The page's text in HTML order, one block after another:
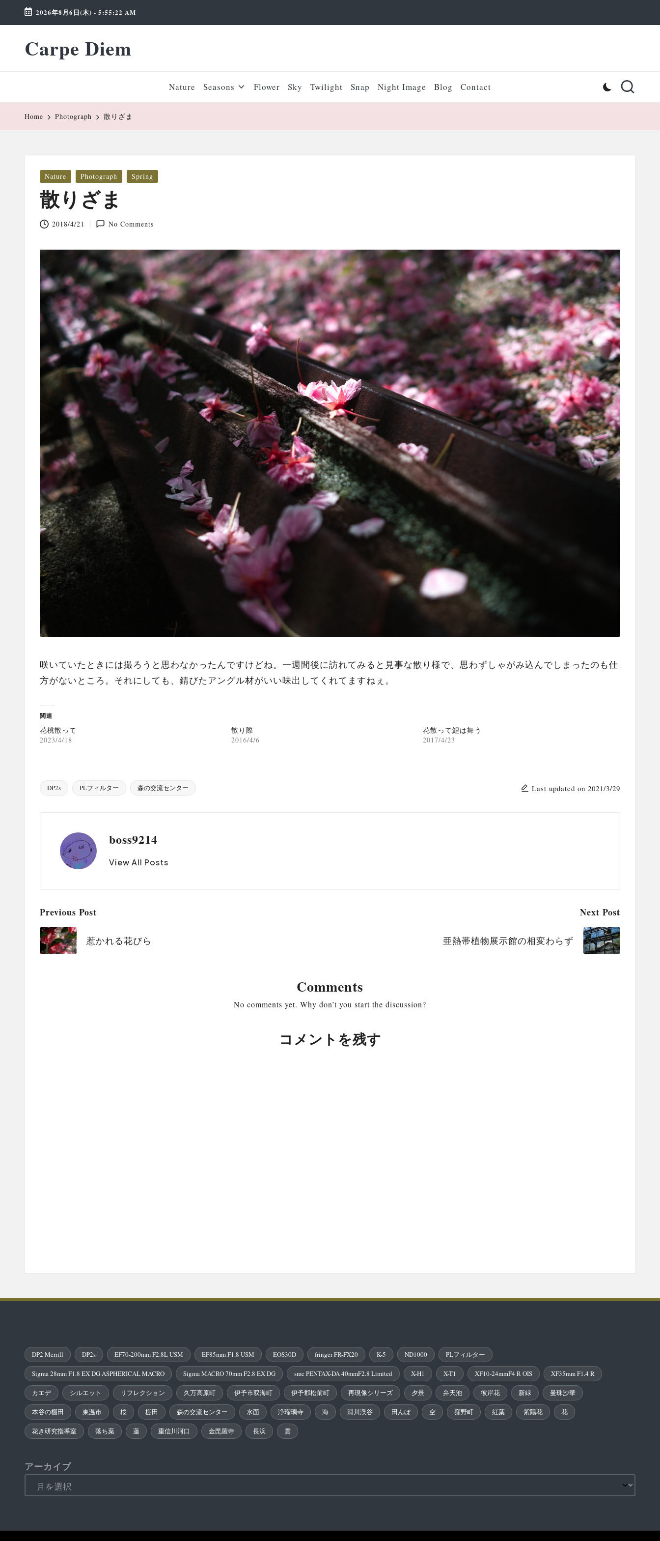
Skip
content
2026年8月6日(木) - 5:55:23 AM
Carpe Diem
Weekend
Wonderland
Nature Seasons Flower Sky Twilight Snap Night Image Blog Contact
Home Photograph 散りざま
Posted
in
Nature Photograph Spring
散りざま
2018/4/21 No Comments
咲いていたときには撮ろうと思わなかったんですけどね。一週間後に訪れてみると見事な散り様で、思わずしゃがみ込んでしまったのも仕
方がないところ。それにしても、錆びたアングル材がいい味出してくれてますねぇ。
関連
花桃散って
2023/4/18
散り際
2016/4/6
花散って鯉は舞う
2017/4/23
Tags:
DP2s PLフィルター 森の交流センター Last updated on 2021/3/29
boss9214
View All Posts
Post
navigation
Previous Post
惹かれる花びら
Next Post
亜熱帯植物展示館の相変わらず
Comments
No comments yet. Why don’t you start the discussion?
コメントを残す
DP2 Merrill DP2s EF70-200mm F2.8L USM EF85mm F1.8 USM EOS30D fringer FR-FX20 K-5 ND1000 PLフィルター
Sigma 28mm F1.8 EX DG ASPHERICAL MACRO Sigma MACRO 70mm F2.8 EX DG smc PENTAX-DA 40mmF2.8 Limited X-H1 X-T1 XF10-24mmF4 R OIS XF35mm F1.4 R
カエデ シルエット リフレクション 久万高原町 伊予市双海町 伊予郡松前町 再現像シリーズ 夕景 弁天池 彼岸花 新緑 曼珠沙華
本谷の棚田 東温市 桜 棚田 森の交流センター 水面 浄瑠璃寺 海 滑川渓谷 田んぼ 空 窪野町 紅葉 紫陽花 花
花き研究指導室 落ち葉 蓮 重信川河口 金毘羅寺 長浜 雲
アーカイブ